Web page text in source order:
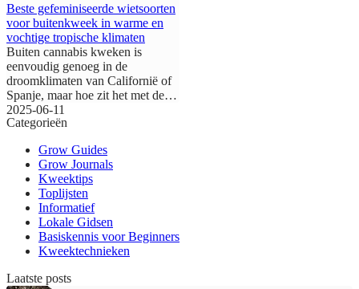
Beste gefeminiseerde wietsoorten
voor buitenkweek in warme en
vochtige tropische klimaten
Buiten cannabis kweken is
eenvoudig genoeg in de
droomklimaten van Californië of
Spanje, maar hoe zit het met de
re...
2025-06-11
Categorieën
Grow Guides
Grow Journals
Kweektips
Toplijsten
Informatief
Lokale Gidsen
Basiskennis voor Beginners
Kweektechnieken
Laatste posts